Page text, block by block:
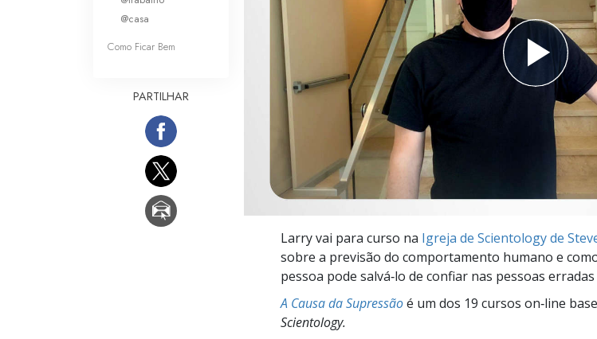
O que é a Grandeza?
Larry vai para curso na Igreja de Scientology de
sobre a previsão do comportamento humano e
pessoa pode salvá‑lo de confiar nas pessoas
A Causa da Supressãoé um dos 19 cursos on‑line
Scientology.
@casa
Como Ficar Bem
PARTILHAR